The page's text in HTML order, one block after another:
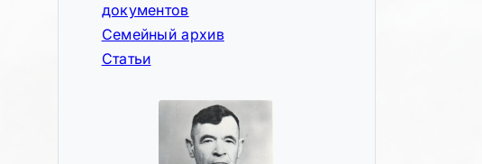
документов
Семейный архив
Статьи